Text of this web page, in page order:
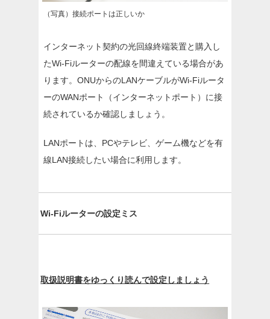
（写真）接続ポートは正しいか
インターネット契約の光回線終端装置と購入し
たWi-Fiルーターの配線を間違えている場合があ
ります。ONUからのLANケーブルがWi-Fiルータ
ーのWANポート（インターネットポート）に接
続されているか確認しましょう。
LANポートは、PCやテレビ、ゲーム機などを有
線LAN接続したい場合に利用します。
Wi-Fiルーターの設定ミス
取扱説明書をゆっくり読んで設定しましょう